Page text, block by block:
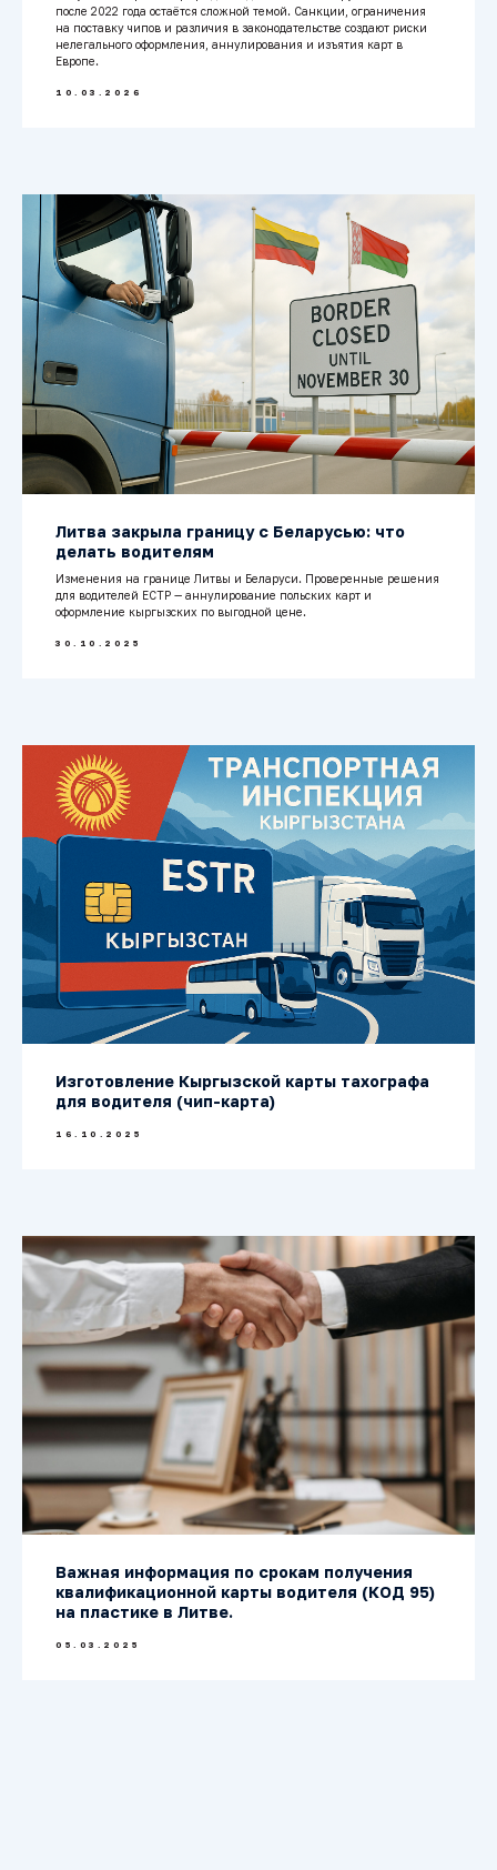
после 2022 года остаётся сложной темой. Санкции, ограничения
на поставку чипов и различия в законодательстве создают риски
нелегального оформления, аннулирования и изъятия карт в
Европе.
10.03.2026
Литва закрыла границу с Беларусью: что
делать водителям
Изменения на границе Литвы и Беларуси. Проверенные решения
для водителей ЕСТР — аннулирование польских карт и
оформление кыргызских по выгодной цене.
30.10.2025
Изготовление Кыргызской карты тахографа
для водителя (чип-карта)
16.10.2025
Важная информация по срокам получения
квалификационной карты водителя (КОД 95)
на пластике в Литве.
05.03.2025